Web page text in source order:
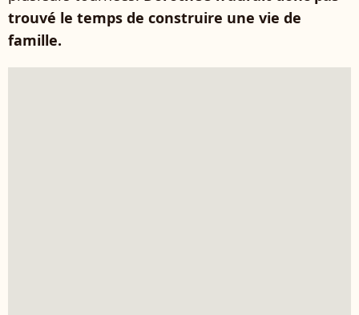
trouvé le temps de construire une vie de
famille.